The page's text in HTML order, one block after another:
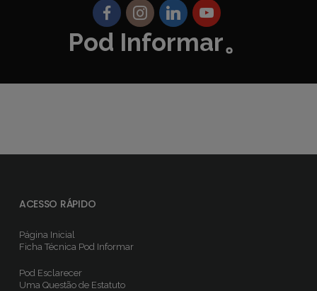
Pod Informar。
ACESSO RÁPIDO
Página Inicial
Ficha TécnicaPod Informar
Pod Esclarecer
Uma Questão de Estatuto